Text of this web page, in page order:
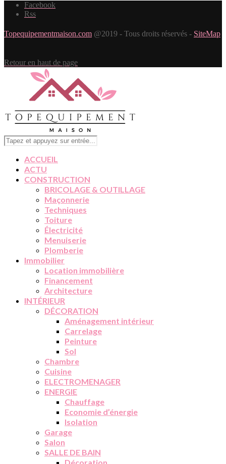
Facebook
Rss
Topequipementmaison.com @2019 - Tous droits réservés - SiteMap
Retour en haut de page
ACCUEIL
ACTU
CONSTRUCTION
BRICOLAGE & OUTILLAGE
Maçonnerie
Techniques
Toiture
Électricité
Menuiserie
Plomberie
Immobilier
Location immobilière
Financement
Architecture
INTÉRIEUR
DÉCORATION
Aménagement intérieur
Carrelage
Peinture
Sol
Chambre
Cuisine
ELECTROMENAGER
ENERGIE
Chauffage
Economie d’énergie
Isolation
Garage
Salon
SALLE DE BAIN